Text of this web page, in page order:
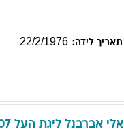
תאריך לידה: 22/2/1976
אלי אברבנל ליגת העל 2006/07